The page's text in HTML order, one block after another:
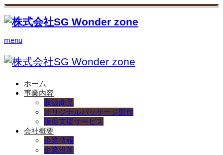
menu
ホーム
事業内容
取扱商品
オリジナルパッケージ製作
販促支援サービス
会社概要
企業情報
企業沿革